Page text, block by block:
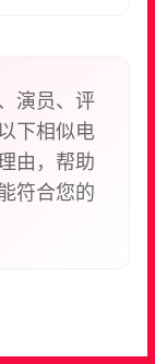
坏招来体展
我梦加入了
，另一名青年
力量。两个
的战斗。
演员、评
下相似电
由，帮助
符合您的